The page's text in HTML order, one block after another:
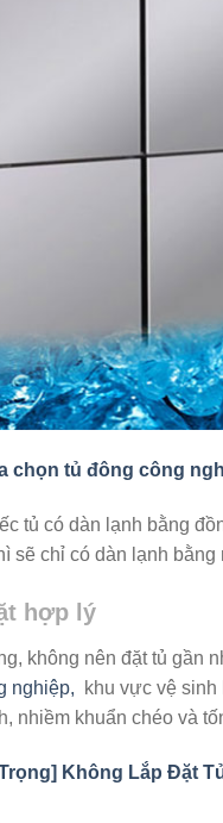
chọn tủ đông công
tủ có dàn lạnh bằng
sẽ chỉ có dàn lạnh
hợp lý
không nên đặt tủ gần
nghiệp, khu vực vệ
nhiềm khuẩn chéo và
Không Lắp Đặt